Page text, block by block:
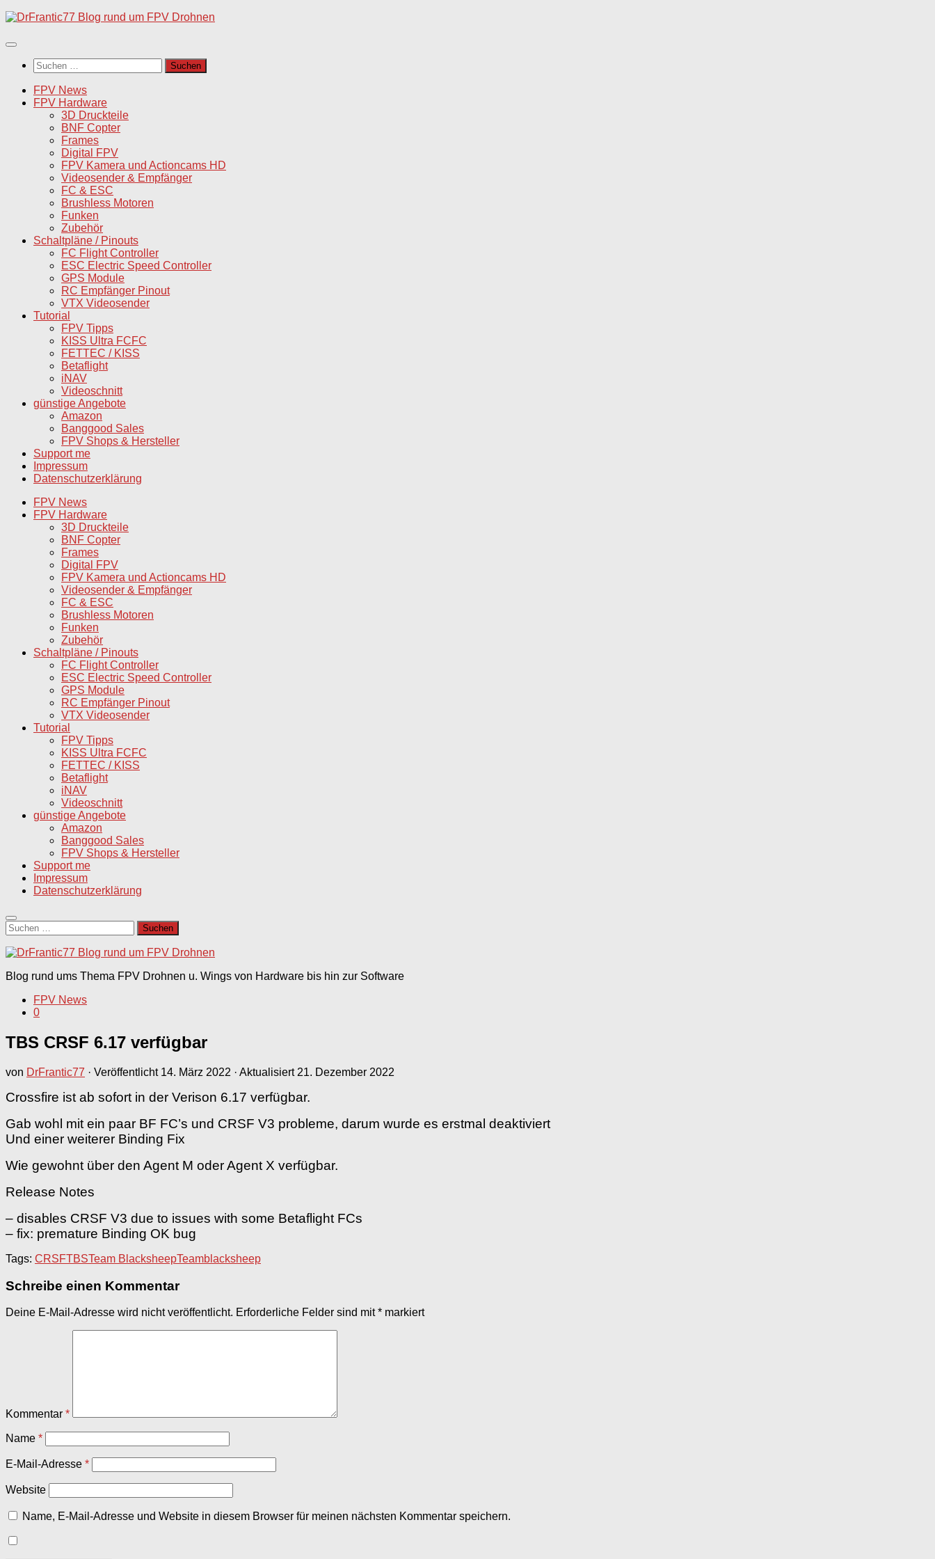
Unter
Inhalt
Suchen
nach:
FPV News
FPV Hardware
3D Druckteile
BNF Copter
Frames
Digital FPV
FPV Kamera und Actioncams HD
Videosender & Empfänger
FC & ESC
Brushless Motoren
Funken
Zubehör
Schaltpläne / Pinouts
FC Flight Controller
ESC Electric Speed Controller
GPS Module
RC Empfänger Pinout
VTX Videosender
Tutorial
FPV Tipps
KISS Ultra FCFC
FETTEC / KISS
Betaflight
iNAV
Videoschnitt
günstige Angebote
Amazon
Banggood Sales
FPV Shops & Hersteller
Support me
Impressum
Datenschutzerklärung
FPV News
FPV Hardware
3D Druckteile
BNF Copter
Frames
Digital FPV
FPV Kamera und Actioncams HD
Videosender & Empfänger
FC & ESC
Brushless Motoren
Funken
Zubehör
Schaltpläne / Pinouts
FC Flight Controller
ESC Electric Speed Controller
GPS Module
RC Empfänger Pinout
VTX Videosender
Tutorial
FPV Tipps
KISS Ultra FCFC
FETTEC / KISS
Betaflight
iNAV
Videoschnitt
günstige Angebote
Amazon
Banggood Sales
FPV Shops & Hersteller
Support me
Impressum
Datenschutzerklärung
Suchen
nach:
Blog rund ums Thema FPV Drohnen u. Wings von Hardware bis hin zur Software
FPV News
0
TBS CRSF 6.17 verfügbar
von DrFrantic77 · Veröffentlicht 14. März 2022 · Aktualisiert 21. Dezember 2022
Crossfire ist ab sofort in der Verison 6.17 verfügbar.
Gab wohl mit ein paar BF FC’s und CRSF V3 probleme, darum wurde es erstmal deaktiviert
Und einer weiterer Binding Fix
Wie gewohnt über den Agent M oder Agent X verfügbar.
Release Notes
– disables CRSF V3 due to issues with some Betaflight FCs
– fix: premature Binding OK bug
Tags: CRSFTBSTeam BlacksheepTeamblacksheep
Schreibe einen Kommentar
Deine E-Mail-Adresse wird nicht veröffentlicht. Erforderliche Felder sind mit* markiert
Kommentar *
Name *
E-Mail-Adresse *
Website
Name, E-Mail-Adresse und Website in diesem Browser für meinen nächsten Kommentar speichern.